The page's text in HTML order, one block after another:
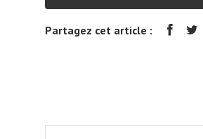
Partagez cet article :